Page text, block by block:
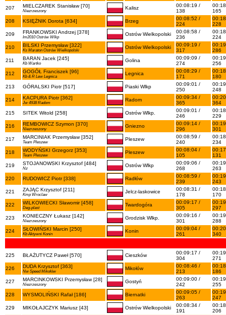
207
MIELCZAREK Stanisław [70]
Niezrzeszony
Kalisz
00:08:19 /
138
165
208
KSIĘŻNIK Dorota [634] Brzeg
00:08:52 /
224
228
209
FRANKOWSKI Andrzej [378]
Im2010 Ostrów Wlkp
Ostrów Wielkopolski
00:08:58 /
236
224
210
BILSKI Przemysław [322]
Ks Maraton Ostrów Wielkopolski
Ostrów Wielkopolski
00:09:19 /
317
286
211
BARAN Jacek [245]
Kb Wartko
Golina
00:09:09 /
274
256
212
GOGÓŁ Franciszek [96]
Kb & R Lew Legnica
Legnica
00:08:29 /
171
180
213
GÓRALSKI Piotr [517] Piaski Wlkp
00:09:01 /
250
248
214
KACPURA Piotr [362]
Jw 4938 Radom
Radom
00:09:34 /
365
364
215
SITEK Witold [258] Ostrów Wlkp.
00:09:01 /
246
229
216
REMBOWICZ Szymon [370]
Niezrzeszony
Gniezno
00:09:14 /
296
301
217
MARCINIAK Przemysław [352]
Team Pleszew
Pleszew
00:08:59 /
240
234
218
WODYŃSKI Grzegorz [353]
Team Pleszew
Pleszew
00:08:04 /
105
131
219
STOJANOWSKI Krzysztof [484]
Nz
Ostrów Wlkp
00:09:06 /
268
263
220
RUDOWICZ Piotr [338] Radłów
00:08:59 /
239
243
221
ZAJĄC Krzysztof [211]
Kmp Wroclaw
Jelcz-laskowice
00:08:31 /
178
170
222
WILKOWIECKI Sławomir [458]
Deg-plast
Twardogóra
00:09:17 /
305
297
223
KONIECZNY Łukasz [142]
Niezrzeszony
Grodzisk Wlkp.
00:09:16 /
301
288
224
SŁOWIŃSKI Marcin [250]
Kb Aktywni Konin
Konin
00:09:04 /
261
340
225 BŁAŻUTYCZ Paweł [570] Cieszków
00:09:17 /
304
271
226
DUDA Krzysztof [363]
Nw Speed Mikołów
Mikołów
00:08:46 /
213
186
227
MARCINKOWSKI Przemysław [28]
Niezrzeszony
Gostyń
00:09:00 /
242
255
228
WYSMOLIŃSKI Rafał [186] Biernatki
00:09:05 /
263
247
229
MIKOŁAJCZYK Mariusz [43] Ostrów Wielkopolski
00:08:34 /
191
206